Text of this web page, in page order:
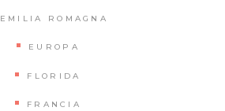
EMILIA ROMAGNA
EUROPA
FLORIDA
FRANCIA